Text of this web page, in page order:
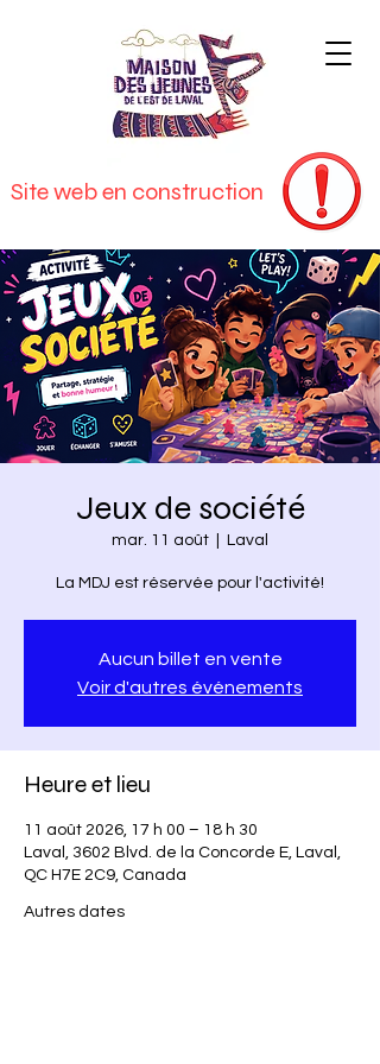
Site web en construction
Jeux de société
mar. 11 août Laval
La MDJ est réservée pour l'activité!
Aucun billet en vente
Voir d'autres événements
Heure et lieu
11 août 2026, 17 h 00 – 18 h 30
Laval, 3602 Blvd. de la Concorde E, Laval,
QC H7E 2C9, Canada
Autres dates